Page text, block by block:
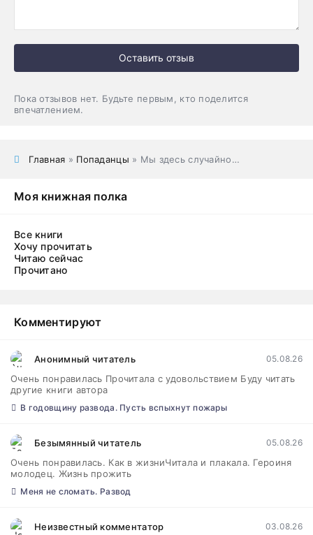
Оставить отзыв
Пока отзывов нет. Будьте первым, кто поделится
впечатлением.
Главная » Попаданцы » Мы здесь случайно…
Моя книжная полка
Все книги
Хочу прочитать
Читаю сейчас
Прочитано
Комментируют
Анонимный читатель 05.08.26
Очень понравилась Прочитала с удовольствием Буду читать
другие книги автора
В годовщину развода. Пусть вспыхнут пожары
Безымянный читатель 05.08.26
Очень понравилась. Как в жизниЧитала и плакала. Героиня
молодец. Жизнь прожить
Меня не сломать. Развод
Неизвестный комментатор 03.08.26